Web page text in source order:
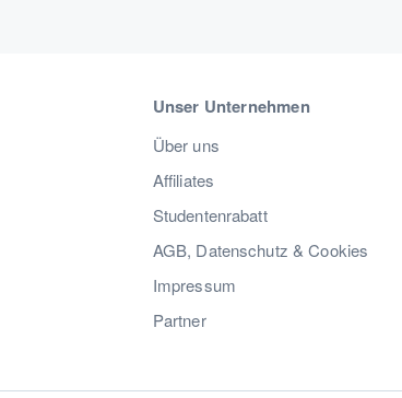
Unser Unternehmen
Über uns
Affiliates
Studentenrabatt
AGB, Datenschutz & Cookies
Impressum
Partner